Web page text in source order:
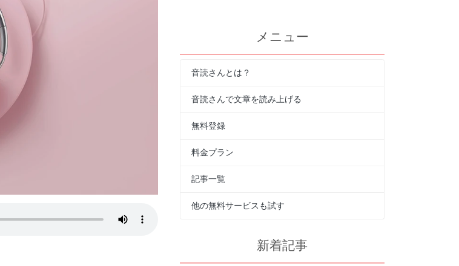
メニュー
音読さんとは？
音読さんで文章を読み上げる
無料登録
料金プラン
記事一覧
他の無料サービスも試す
新着記事